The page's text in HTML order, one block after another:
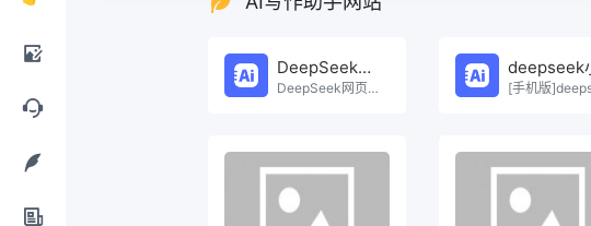
DeepSeek
AI绘
AI聊
AI写
DeepSeek网页版
DeepSeek网页版在线免费体验。